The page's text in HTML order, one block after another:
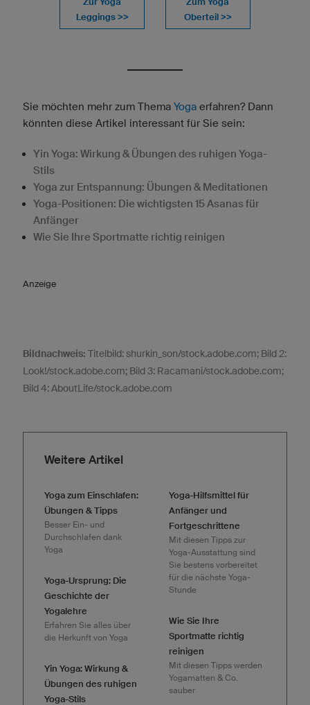
Leggings >>
Oberteil >>
Sie möchten mehr zum Thema Yoga erfahren? Dann
könnten diese Artikel interessant für Sie sein:
Yin Yoga: Wirkung & Übungen des ruhigen Yoga-
Stils
Yoga zur Entspannung: Übungen & Meditationen
Yoga-Positionen: Die wichtigsten 15 Asanas für
Anfänger
Wie Sie Ihre Sportmatte richtig reinigen
Anzeige
Bildnachweis: Titelbild: shurkin_son/stock.adobe.com; Bild 2:
Look!/stock.adobe.com; Bild 3: Racamani/stock.adobe.com;
Bild 4: AboutLife/stock.adobe.com
Weitere Artikel
Yoga zum Einschlafen:
Übungen & Tipps
Besser Ein- und
Durchschlafen dank
Yoga
Yoga-Ursprung: Die
Geschichte der
Yogalehre
Erfahren Sie alles über
die Herkunft von Yoga
Yin Yoga: Wirkung &
Übungen des ruhigen
Yoga-Stils
Yoga-Hilfsmittel für
Anfänger und
Fortgeschrittene
Mit diesen Tipps zur
Yoga-Ausstattung sind
Sie bestens vorbereitet
für die nächste Yoga-
Stunde
Wie Sie Ihre
Sportmatte richtig
reinigen
Mit diesen Tipps werden
Yogamatten & Co.
sauber